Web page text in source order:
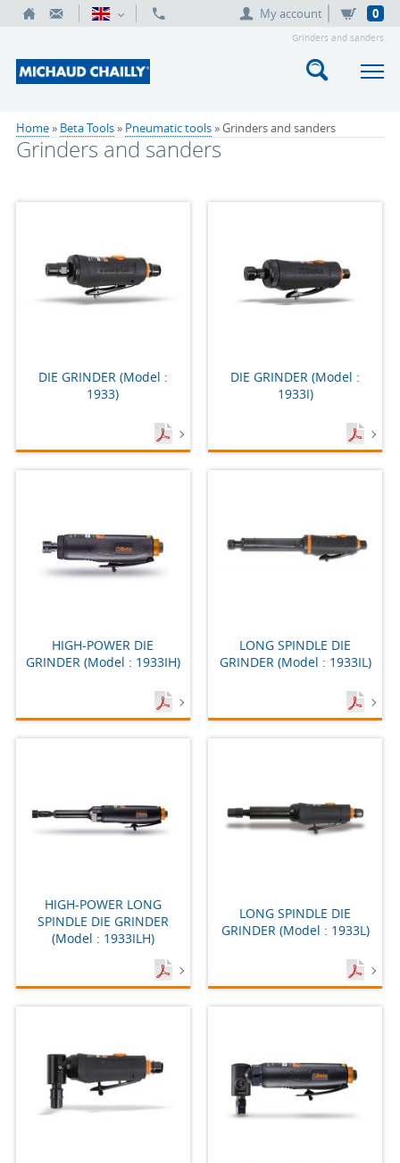
My account 0
Grinders and sanders
Home» Beta Tools» Pneumatic tools» Grinders and sanders
Grinders and sanders
DIE GRINDER (Model :
1933)
DIE GRINDER (Model :
1933I)
HIGH-POWER DIE
GRINDER (Model : 1933IH)
LONG SPINDLE DIE
GRINDER (Model : 1933IL)
HIGH-POWER LONG
SPINDLE DIE GRINDER
(Model : 1933ILH)
LONG SPINDLE DIE
GRINDER (Model : 1933L)